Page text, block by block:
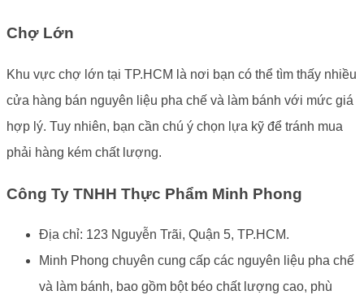
Chợ Lớn
Khu vực chợ lớn tại TP.HCM là nơi bạn có thể tìm thấy nhiều
cửa hàng bán nguyên liệu pha chế và làm bánh với mức giá
hợp lý. Tuy nhiên, bạn cần chú ý chọn lựa kỹ để tránh mua
phải hàng kém chất lượng.
Công Ty TNHH Thực Phẩm Minh Phong
Địa chỉ: 123 Nguyễn Trãi, Quận 5, TP.HCM.
Minh Phong chuyên cung cấp các nguyên liệu pha chế
và làm bánh, bao gồm bột béo chất lượng cao, phù